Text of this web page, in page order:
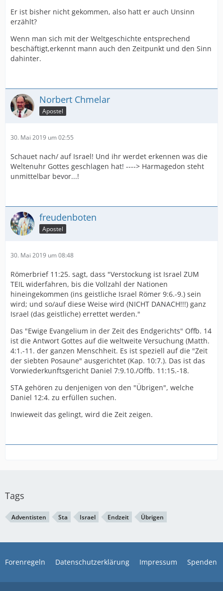
Er ist bisher nicht gekommen, also hatt er auch Unsinn
erzählt?
Wenn man sich mit der Weltgeschichte entsprechend
beschäftigt,erkennt mann auch den Zeitpunkt und den Sinn
dahinter.
Norbert Chmelar
Apostel
30. Mai 2019 um 02:55
Schauet nach/ auf Israel! Und ihr werdet erkennen was die
Weltenuhr Gottes geschlagen hat! ----> Harmagedon steht
unmittelbar bevor...!
freudenboten
Apostel
30. Mai 2019 um 08:48
Römerbrief 11:25. sagt, dass "Verstockung ist Israel ZUM
TEIL widerfahren, bis die Vollzahl der Nationen
hineingekommen (ins geistliche Israel Römer 9:6.-9.) sein
wird; und so/auf diese Weise wird (NICHT DANACH!!!) ganz
Israel (das geistliche) errettet werden."
Das "Ewige Evangelium in der Zeit des Endgerichts" Offb. 14
ist die Antwort Gottes auf die weltweite Versuchung (Matth.
4:1.-11. der ganzen Menschheit. Es ist speziell auf die "Zeit
der siebten Posaune" ausgerichtet (Kap. 10:7.). Das ist das
Vorwiederkunftsgericht Daniel 7:9.10./Offb. 11:15.-18.
STA gehören zu denjenigen von den "Übrigen", welche
Daniel 12:4. zu erfüllen suchen.
Inwieweit das gelingt, wird die Zeit zeigen.
Tags
Adventisten Sta Israel Endzeit Übrigen
Forenregeln Datenschutzerklärung Impressum Spenden